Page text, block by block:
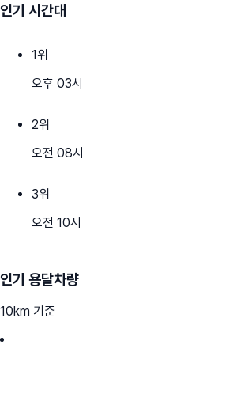
인기 시간대
1위
오후 03시
2위
오전 08시
3위
오전 10시
인기 용달차량
10km 기준